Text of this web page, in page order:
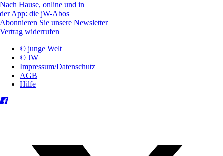
Nach Hause, online und in
der App: die jW-Abos
Abonnieren Sie unsere Newsletter
Vertrag widerrufen
© junge Welt
© JW
Impressum/Datenschutz
AGB
Hilfe